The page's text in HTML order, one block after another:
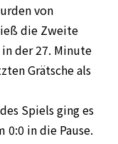
von
die Zweite
der 27. Minute
Grätsche als
Spiels ging es
in die Pause.